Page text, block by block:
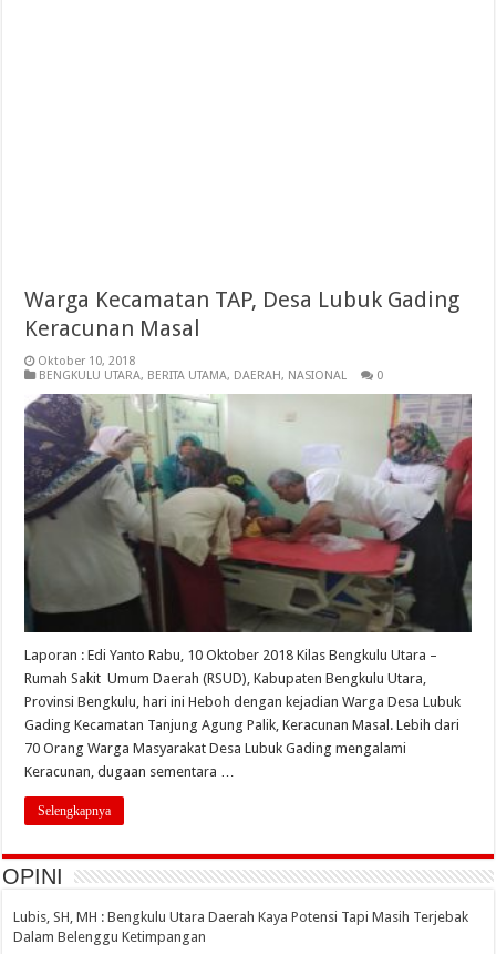
Warga Kecamatan TAP, Desa Lubuk Gading
Keracunan Masal
Oktober 10, 2018
BENGKULU UTARA, BERITA UTAMA, DAERAH, NASIONAL 0
Laporan : Edi Yanto Rabu, 10 Oktober 2018 Kilas Bengkulu Utara –
Rumah Sakit Umum Daerah (RSUD), Kabupaten Bengkulu Utara,
Provinsi Bengkulu, hari ini Heboh dengan kejadian Warga Desa Lubuk
Gading Kecamatan Tanjung Agung Palik, Keracunan Masal. Lebih dari
70 Orang Warga Masyarakat Desa Lubuk Gading mengalami
Keracunan, dugaan sementara …
Selengkapnya
OPINI
Lubis, SH, MH : Bengkulu Utara Daerah Kaya Potensi Tapi Masih Terjebak
Dalam Belenggu Ketimpangan